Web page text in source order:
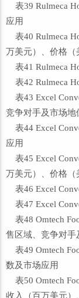
表39 Rulmeca
应用
表40 Rulmeca
万美元）、价格（
表41 Rulmeca
表42 Rulmeca
表43 Excel
竞争对手及市场地
表44 Excel
应用
表45 Excel
万美元）、价格（
表46 Excel
表47 Excel
表48 Omtech
售区域、竞争对手
表49 Omtech
数及市场应用
表50 Omtech
收入（百万美元）